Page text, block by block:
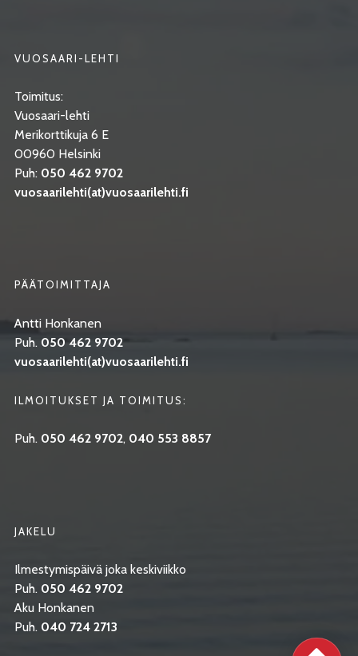
VUOSAARI-LEHTI
Toimitus:
Vuosaari-lehti
Merikorttikuja 6 E
00960 Helsinki
Puh: 050 462 9702
vuosaarilehti(at)vuosaarilehti.fi
PÄÄTOIMITTAJA
Antti Honkanen
Puh. 050 462 9702
vuosaarilehti(at)vuosaarilehti.fi
ILMOITUKSET JA TOIMITUS:
Puh. 050 462 9702, 040 553 8857
JAKELU
Ilmestymispäivä joka keskiviikko
Puh. 050 462 9702
Aku Honkanen
Puh. 040 724 2713